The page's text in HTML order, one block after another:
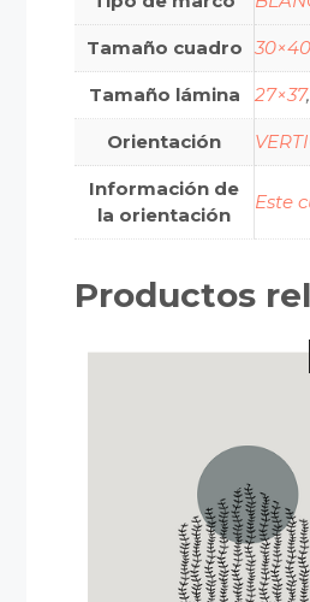
Tamaño cuadro 30×40
Tamaño lámina 27×37,
Orientación
Información de
la orientación
Este
Productos